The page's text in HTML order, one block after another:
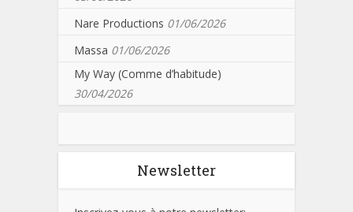
Nare Productions 01/06/2026
Massa 01/06/2026
My Way (Comme d’habitude)
30/04/2026
Newsletter